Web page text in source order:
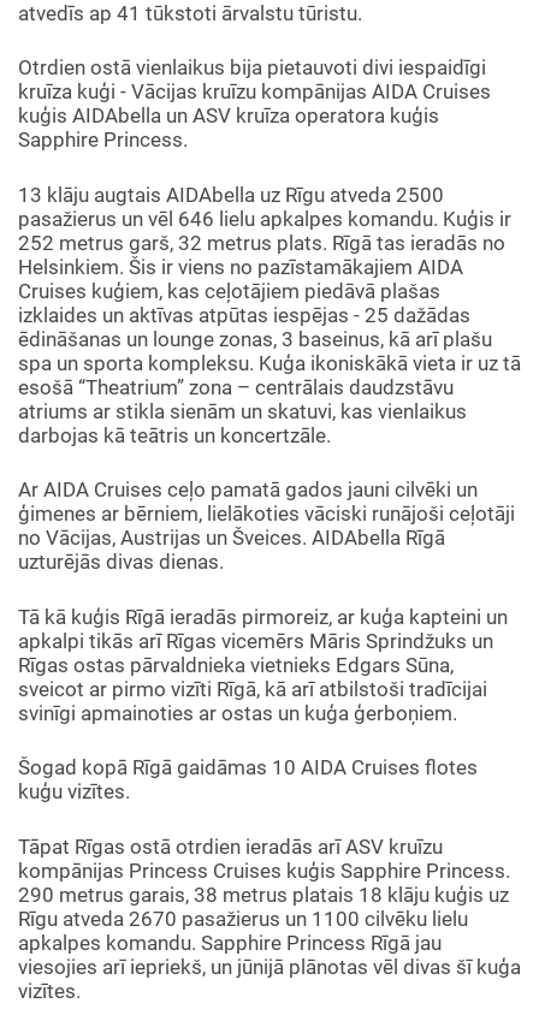
atvedīs ap 41 tūkstoti ārvalstu tūristu.
Otrdien ostā vienlaikus bija pietauvoti divi iespaidīgi
kruīza kuģi - Vācijas kruīzu kompānijas AIDA Cruises
kuģis AIDAbella un ASV kruīza operatora kuģis
Sapphire Princess.
13 klāju augtais AIDAbella uz Rīgu atveda 2500
pasažierus un vēl 646 lielu apkalpes komandu. Kuģis ir
252 metrus garš, 32 metrus plats. Rīgā tas ieradās no
Helsinkiem. Šis ir viens no pazīstamākajiem AIDA
Cruises kuģiem, kas ceļotājiem piedāvā plašas
izklaides un aktīvas atpūtas iespējas - 25 dažādas
ēdināšanas un lounge zonas, 3 baseinus, kā arī plašu
spa un sporta kompleksu. Kuģa ikoniskākā vieta ir uz tā
esošā “Theatrium” zona – centrālais daudzstāvu
atriums ar stikla sienām un skatuvi, kas vienlaikus
darbojas kā teātris un koncertzāle.
Ar AIDA Cruises ceļo pamatā gados jauni cilvēki un
ģimenes ar bērniem, lielākoties vāciski runājoši ceļotāji
no Vācijas, Austrijas un Šveices. AIDAbella Rīgā
uzturējās divas dienas.
Tā kā kuģis Rīgā ieradās pirmoreiz, ar kuģa kapteini un
apkalpi tikās arī Rīgas vicemērs Māris Sprindžuks un
Rīgas ostas pārvaldnieka vietnieks Edgars Sūna,
sveicot ar pirmo vizīti Rīgā, kā arī atbilstoši tradīcijai
svinīgi apmainoties ar ostas un kuģa ģerboņiem.
Šogad kopā Rīgā gaidāmas 10 AIDA Cruises flotes
kuģu vizītes.
Tāpat Rīgas ostā otrdien ieradās arī ASV kruīzu
kompānijas Princess Cruises kuģis Sapphire Princess.
290 metrus garais, 38 metrus platais 18 klāju kuģis uz
Rīgu atveda 2670 pasažierus un 1100 cilvēku lielu
apkalpes komandu. Sapphire Princess Rīgā jau
viesojies arī iepriekš, un jūnijā plānotas vēl divas šī kuģa
vizītes.